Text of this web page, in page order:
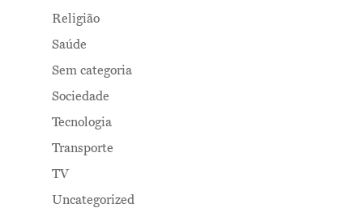
Religião
Saúde
Sem categoria
Sociedade
Tecnologia
Transporte
TV
Uncategorized